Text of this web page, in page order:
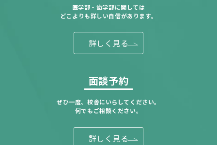
医学部・歯学部に関しては
どこよりも詳しい自信があります。
詳しく見る
面談予約
ぜひ一度、校舎にいらしてください。
何でもご相談ください。
詳しく見る